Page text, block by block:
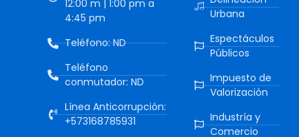
12:00 m | 1:00 pm a
4:45 pm
Teléfono: ND
Teléfono
conmutador: ND
Línea Anticorrupción:
+573168785931
Urbana
Espectáculos
Públicos
Impuesto de
Valorización
Industría y
Comercio